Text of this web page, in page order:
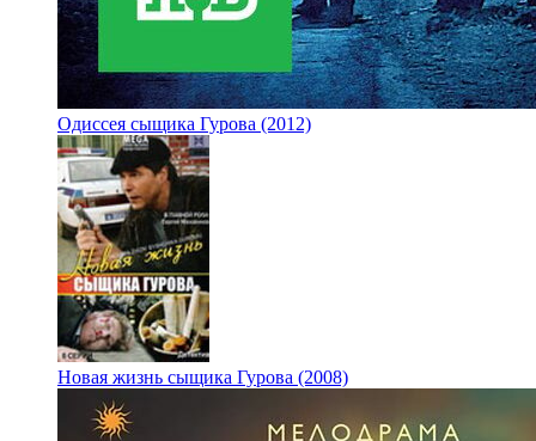
Одиссея сыщика Гурова (2012)
Новая жизнь сыщика Гурова (2008)